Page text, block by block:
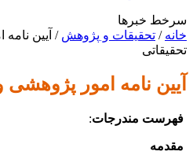
سرخط خبرها
خانه / تحقیقات و پژوهش / آیین
تحقیقاتی
آیین نامه امور
فهرست مندرجات:
مقدمه